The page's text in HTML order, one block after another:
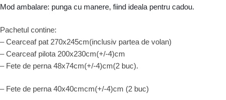
Mod ambalare: punga cu manere, fiind ideala pentru cadou.
Pachetul contine:
– Cearceaf pat 270x245cm(inclusiv partea de volan)
– Cearceaf pilota 200x230cm(+/-4)cm
– Fete de perna 48x74cm(+/-4)cm(2 buc).
– Fete de perna 40x40cmcm(+/-4)cm (2 buc)